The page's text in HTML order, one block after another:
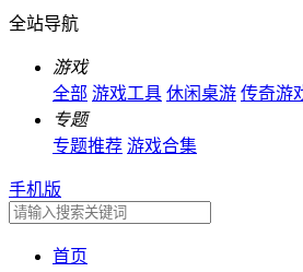
全站导航
游戏
全部 游戏工具 休闲桌游 传奇游
专题
专题推荐 游戏合集
手机版
首页